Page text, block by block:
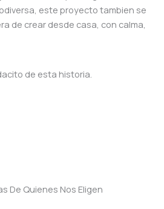
este proyecto tambien se
de crear desde casa, con calma,
de esta historia.
De Quienes Nos Eligen